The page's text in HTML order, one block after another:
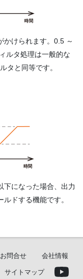
かけられます。0.5 ～
ルタ処理は一般的な
タと同等です。
下になった場合、出力
ドする機能です。
問合せ 会社情報
サイトマップ